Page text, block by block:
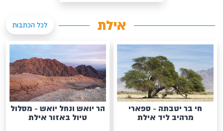
אילת לכל הכתבות
חי בר יטבתה - ספארי
מרהיב ליד אילת
הר יואש ונחל יואש - מסלול
טיול באזור אילת